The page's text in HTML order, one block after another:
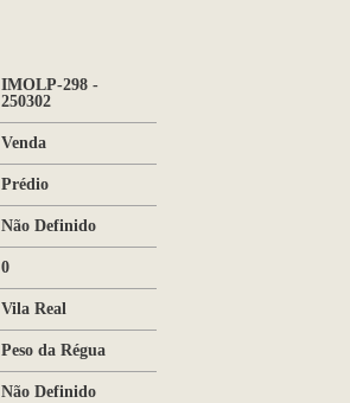
IMOLP-298 -
250302
Venda
Prédio
Não Definido
0
Vila Real
Peso da Régua
Não Definido